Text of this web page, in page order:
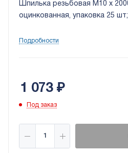
Шпилька резьбовая М10 х
оцинкованная, упаковка 25
Подробности
1 073₽
Под заказ